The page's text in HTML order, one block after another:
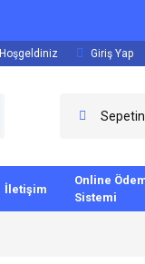
Hoşgeldiniz Giriş Yap
İletişim
Online
Sistemi